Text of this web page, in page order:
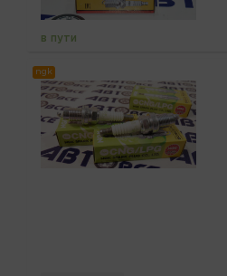
в пути
ngk